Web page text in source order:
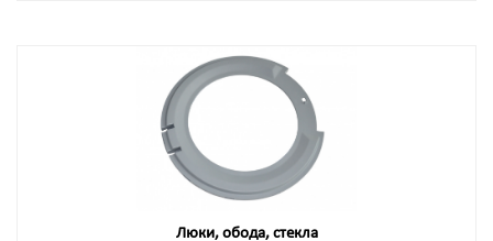
Люки, обода, стекла